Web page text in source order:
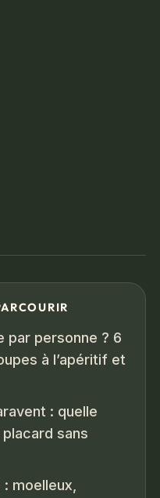
par personne ? 6
à l’apéritif et
: quelle
sans
moelleux,